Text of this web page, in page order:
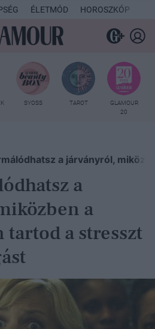
ÉLETMÓD HOROSZKÓP
SYOSS TAROT
GLAMOUR
20
a járványról,
a
a
a stresszt